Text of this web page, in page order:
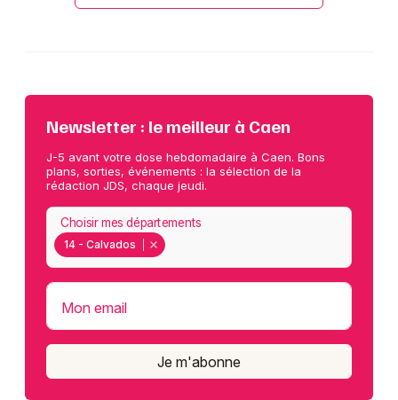
Newsletter : le meilleur à Caen
J-5 avant votre dose hebdomadaire à Caen. Bons
plans, sorties, événements : la sélection de la
rédaction JDS, chaque jeudi.
14 - Calvados
Choisir mes départements
Mon email
Je m'abonne